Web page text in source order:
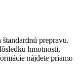
prepravu.
hmotnosti,
nájdete priamo